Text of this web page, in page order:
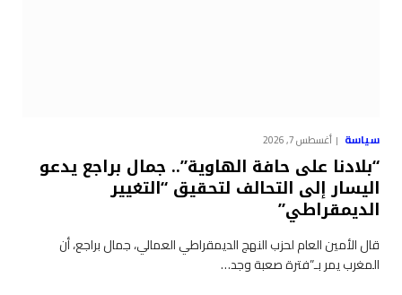
سياسة أغسطس 7, 2026
“بلادنا على حافة الهاوية”.. جمال براجع يدعو
اليسار إلى التحالف لتحقيق “التغيير
الديمقراطي”
قال الأمين العام لحزب النهج الديمقراطي العمالي، جمال براجع، أن
المغرب يمر بـ”فترة صعبة وجد…